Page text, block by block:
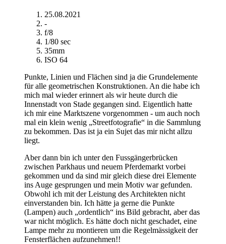
25.08.2021
-
f/8
1/80 sec
35mm
ISO 64
Punkte, Linien und Flächen sind ja die Grundelemente
für alle geometrischen Konstruktionen. An die habe ich
mich mal wieder erinnert als wir heute durch die
Innenstadt von Stade gegangen sind. Eigentlich hatte
ich mir eine Marktszene vorgenommen - um auch noch
mal ein klein wenig „Streetfotografie“ in die Sammlung
zu bekommen. Das ist ja ein Sujet das mir nicht allzu
liegt.
Aber dann bin ich unter den Fussgängerbrücken
zwischen Parkhaus und neuem Pferdemarkt vorbei
gekommen und da sind mir gleich diese drei Elemente
ins Auge gesprungen und mein Motiv war gefunden.
Obwohl ich mit der Leistung des Architekten nicht
einverstanden bin. Ich hätte ja gerne die Punkte
(Lampen) auch „ordentlich“ ins Bild gebracht, aber das
war nicht möglich. Es hätte doch nicht geschadet, eine
Lampe mehr zu montieren um die Regelmässigkeit der
Fensterflächen aufzunehmen!!